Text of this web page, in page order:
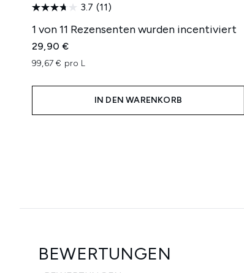
3.7 (11)
1 von 11 Rezensenten wurden incentiviert
29,90 €
99,67 € pro L
IN DEN WARENKORB